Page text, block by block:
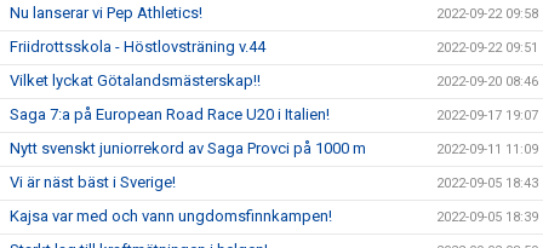
Nu lanserar vi Pep Athletics! 2022-09-22 09:58
Friidrottsskola - Höstlovsträning v.44 2022-09-22 09:51
Vilket lyckat Götalandsmästerskap!! 2022-09-20 08:46
Saga 7:a på European Road Race U20 i Italien! 2022-09-17 19:07
Nytt svenskt juniorrekord av Saga Provci på 1000 m 2022-09-11 11:09
Vi är näst bäst i Sverige! 2022-09-05 18:43
Kajsa var med och vann ungdomsfinnkampen! 2022-09-05 18:39